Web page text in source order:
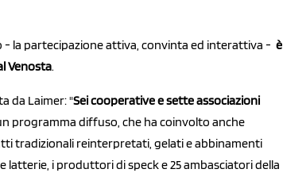
- la partecipazione attiva, convinta ed interattiva - è
Venosta.
da Laimer: "Sei cooperative e sette associazioni
programma diffuso, che ha coinvolto anche
tradizionali reinterpretati, gelati e abbinamenti
latterie, i produttori di speck e 25 ambasciatori della